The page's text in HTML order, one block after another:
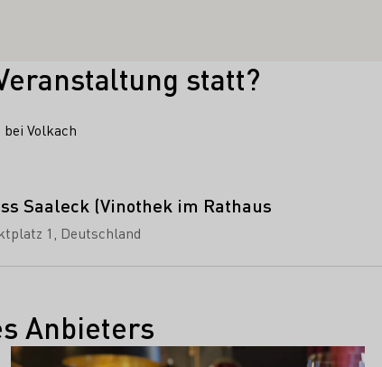
statt?
Volkach
Saaleck (Vinothek im Rathaus
1 Deutschland
Anbieters
Mehr erfahren